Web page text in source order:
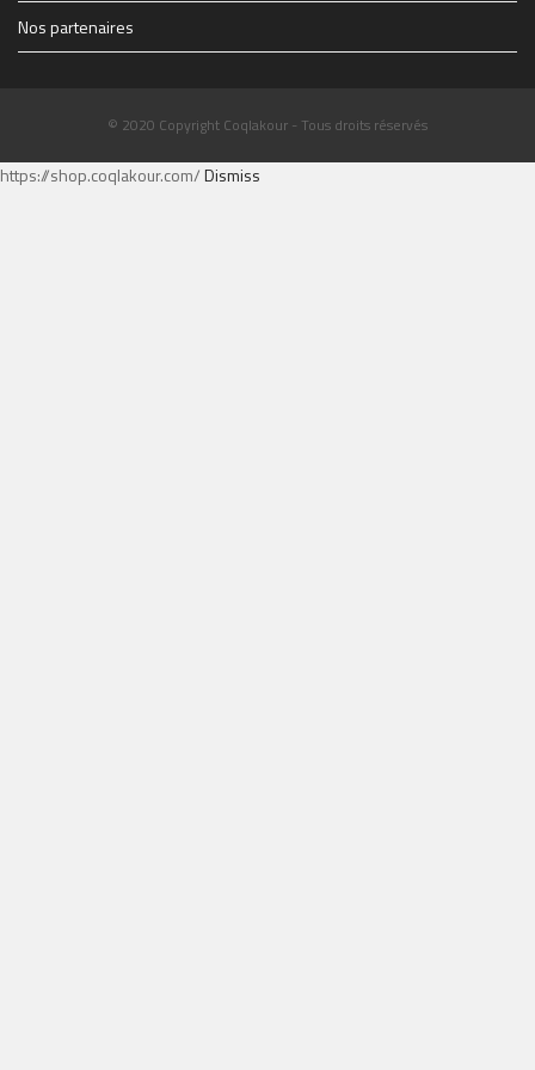
Nos partenaires
© 2020 Copyright Coqlakour - Tous droits réservés
https://shop.coqlakour.com/Dismiss